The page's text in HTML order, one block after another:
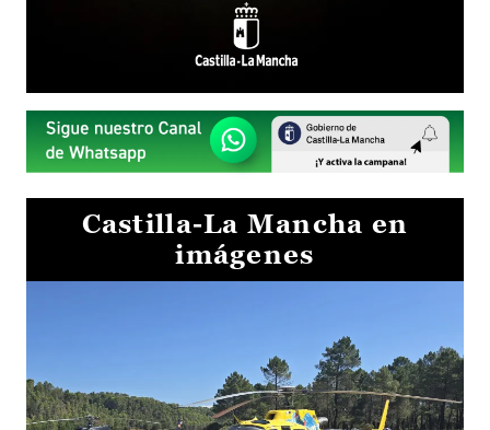
Castilla-La Mancha en
imágenes